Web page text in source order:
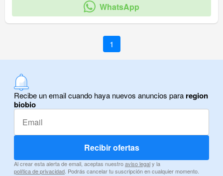
WhatsApp
1
Recibe un email cuando haya nuevos anuncios para region
biobio
Recibir ofertas
Al crear esta alerta de email, aceptas nuestroaviso legaly la
política de privacidad. Podrás cancelar tu suscripción en cualquier momento.